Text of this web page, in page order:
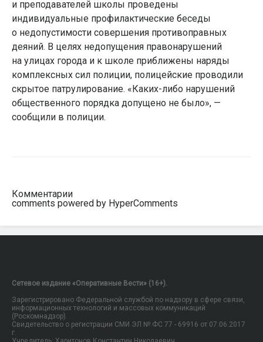
и преподавателей школы проведены
индивидуальные профилактические беседы
о недопустимости совершения противоправных
деяний. В целях недопущения правонарушений
на улицах города и к школе приближены наряды
комплексных сил полиции, полицейские проводили
скрытое патрулирование. «Каких-либо нарушений
общественного порядка допущено не было», —
сообщили в полиции.
Комментарии
comments powered by HyperComments
Сетевое издание «Оперативные Вести» (16+).
Зарегистрировано Федеральной службой по надзору в сфере связи,
информационных технологий и массовых коммуникаций
(Роскомнадзор).
Свидетельство о регистрации СМИ ЭЛ № ФС 77 - 69916 от 07.06.2017
г.